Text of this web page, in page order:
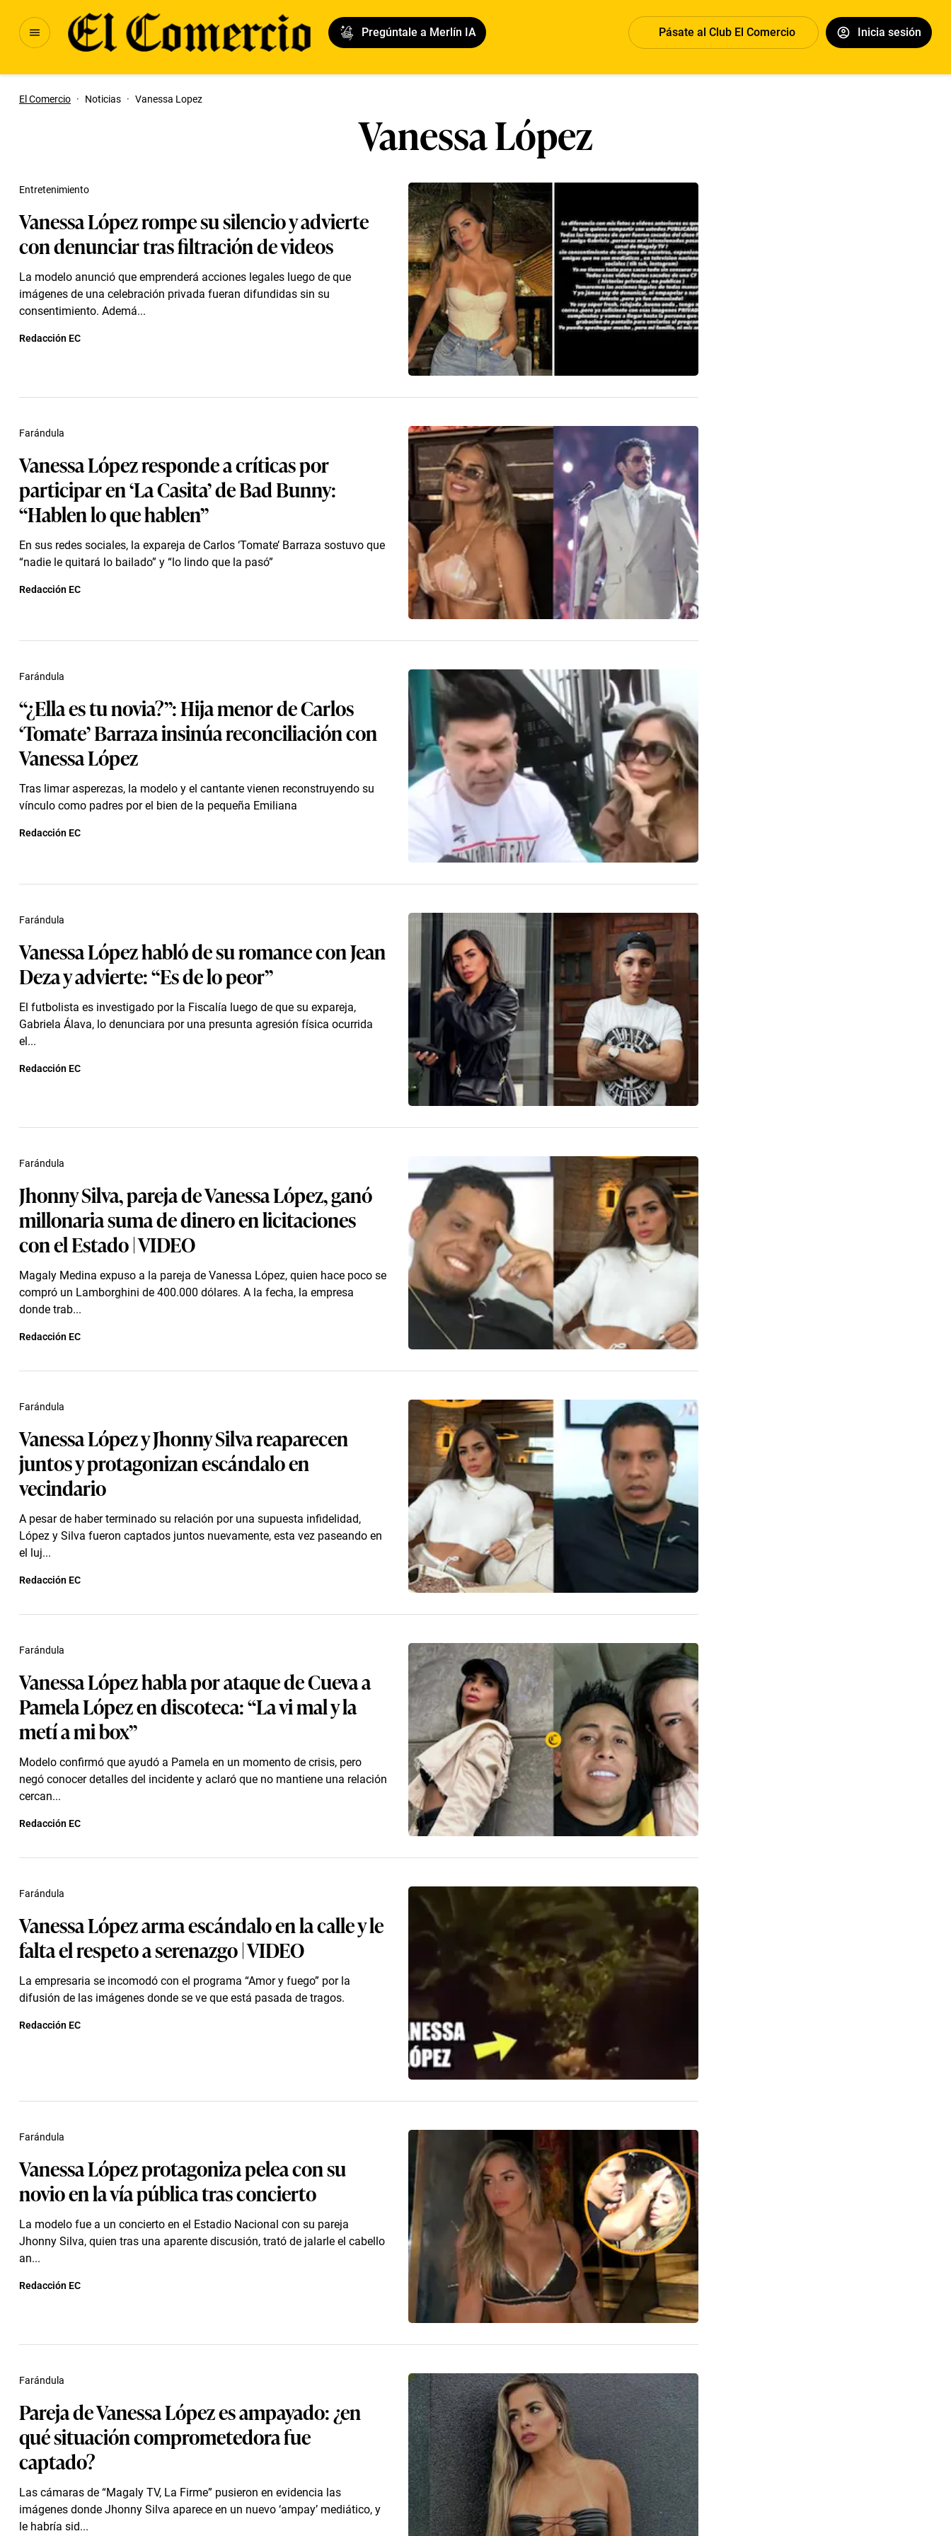
Pregúntale a Merlín IA Pásate al Club El Comercio Inicia sesión
El Comercio · Noticias · Vanessa Lopez
Vanessa López
Vanessa López rompe su silencio y advierte
con denunciar tras filtración de videos
La modelo anunció que emprenderá acciones legales luego de que
imágenes de una celebración privada fueran difundidas sin su
consentimiento. Ademá...
Entretenimiento
Redacción EC
Vanessa López responde a críticas por
participar en ‘La Casita’ de Bad Bunny:
“Hablen lo que hablen”
En sus redes sociales, la expareja de Carlos ‘Tomate’ Barraza sostuvo que
“nadie le quitará lo bailado” y “lo lindo que la pasó”
Farándula
Redacción EC
“¿Ella es tu novia?”: Hija menor de Carlos
‘Tomate’ Barraza insinúa reconciliación con
Vanessa López
Tras limar asperezas, la modelo y el cantante vienen reconstruyendo su
vínculo como padres por el bien de la pequeña Emiliana
Farándula
Redacción EC
Vanessa López habló de su romance con Jean
Deza y advierte: “Es de lo peor”
El futbolista es investigado por la Fiscalía luego de que su expareja,
Gabriela Álava, lo denunciara por una presunta agresión física ocurrida
el...
Farándula
Redacción EC
Jhonny Silva, pareja de Vanessa López, ganó
millonaria suma de dinero en licitaciones
con el Estado | VIDEO
Magaly Medina expuso a la pareja de Vanessa López, quien hace poco se
compró un Lamborghini de 400.000 dólares. A la fecha, la empresa
donde trab...
Farándula
Redacción EC
Vanessa López y Jhonny Silva reaparecen
juntos y protagonizan escándalo en
vecindario
A pesar de haber terminado su relación por una supuesta infidelidad,
López y Silva fueron captados juntos nuevamente, esta vez paseando en
el luj...
Farándula
Redacción EC
Vanessa López habla por ataque de Cueva a
Pamela López en discoteca: “La vi mal y la
metí a mi box”
Modelo confirmó que ayudó a Pamela en un momento de crisis, pero
negó conocer detalles del incidente y aclaró que no mantiene una relación
cercan...
Farándula
Redacción EC
Vanessa López arma escándalo en la calle y le
falta el respeto a serenazgo | VIDEO
La empresaria se incomodó con el programa “Amor y fuego” por la
difusión de las imágenes donde se ve que está pasada de tragos.
Farándula
Redacción EC
Vanessa López protagoniza pelea con su
novio en la vía pública tras concierto
La modelo fue a un concierto en el Estadio Nacional con su pareja
Jhonny Silva, quien tras una aparente discusión, trató de jalarle el cabello
an...
Farándula
Redacción EC
Pareja de Vanessa López es ampayado: ¿en
qué situación comprometedora fue
captado?
Las cámaras de “Magaly TV, La Firme” pusieron en evidencia las
imágenes donde Jhonny Silva aparece en un nuevo ‘ampay’ mediático, y
le habría sid...
Farándula